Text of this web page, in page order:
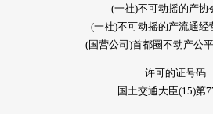
(一社)不可动摇的产协
(一社)不可动摇的产流通经
(国营公司)首都圈不动产公
许可的证号码
国土交通大臣(15)第